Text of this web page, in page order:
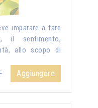
imparare a fare
il sentimento,
allo scopo di
Aggiungere